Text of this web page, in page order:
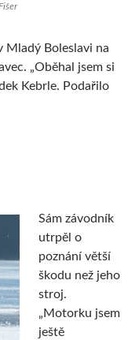
Mladý Boleslavi na
„Oběhal jsem si
Kebrle. Podařilo
Sám závodník
utrpěl o
poznání větší
škodu než jeho
stroj.
„Motorku jsem
ještě